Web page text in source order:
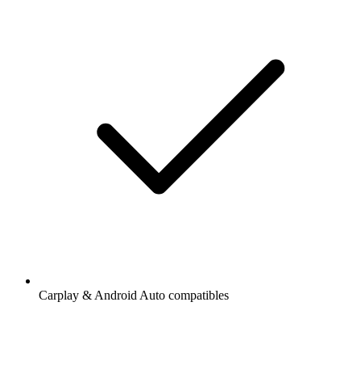
Carplay & Android Auto compatibles